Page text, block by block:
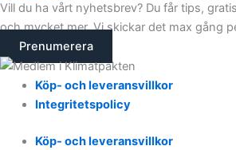
Vill du ha vårt nyhetsbrev? Du får tips,
och mycket mer. Vi skickar det max gång
Prenumerera
Köp- och leveransvillkor
Integritetspolicy
Köp- och leveransvillkor